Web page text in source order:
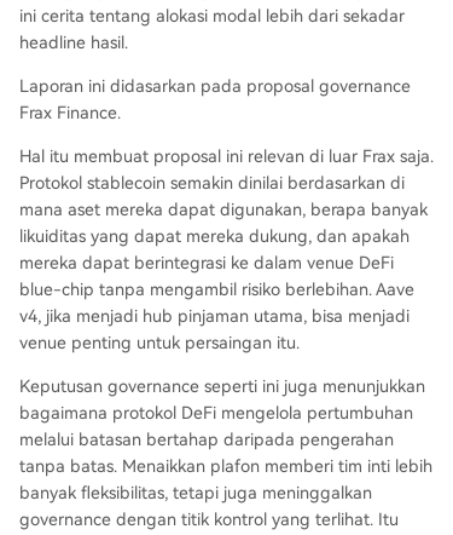
ini cerita tentang alokasi modal lebih dari sekadar
headline hasil.
Laporan ini didasarkan pada proposal governance
Frax Finance.
Hal itu membuat proposal ini relevan di luar Frax saja.
Protokol stablecoin semakin dinilai berdasarkan di
mana aset mereka dapat digunakan, berapa banyak
likuiditas yang dapat mereka dukung, dan apakah
mereka dapat berintegrasi ke dalam venue DeFi
blue-chip tanpa mengambil risiko berlebihan. Aave
v4, jika menjadi hub pinjaman utama, bisa menjadi
venue penting untuk persaingan itu.
Keputusan governance seperti ini juga menunjukkan
bagaimana protokol DeFi mengelola pertumbuhan
melalui batasan bertahap daripada pengerahan
tanpa batas. Menaikkan plafon memberi tim inti lebih
banyak fleksibilitas, tetapi juga meninggalkan
governance dengan titik kontrol yang terlihat. Itu